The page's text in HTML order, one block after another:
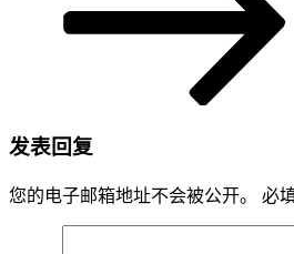
发表回复
您的电子邮箱地址不会被公开。 必